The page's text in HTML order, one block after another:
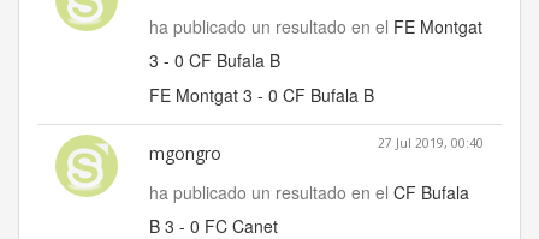
ha publicado un resultado en el FE Montgat
3 - 0 CF Bufala B
FE Montgat 3 - 0 CF Bufala B
mgongro 27 Jul 2019, 00:40
ha publicado un resultado en el CF Bufala
B 3 - 0 FC Canet